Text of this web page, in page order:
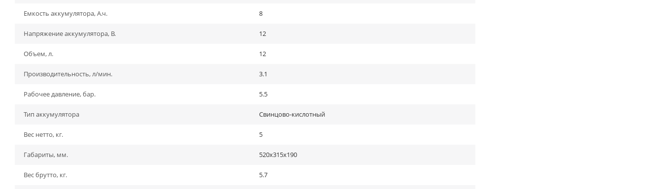
Емкость аккумулятора, А.ч. 8
Напряжение аккумулятора, В. 12
Объем, л. 12
Производительность, л/мин. 3.1
Рабочее давление, бар. 5.5
Тип аккумулятора Свинцово-кислотный
Вес нетто, кг. 5
Габариты, мм. 520х315х190
Вес брутто, кг. 5.7